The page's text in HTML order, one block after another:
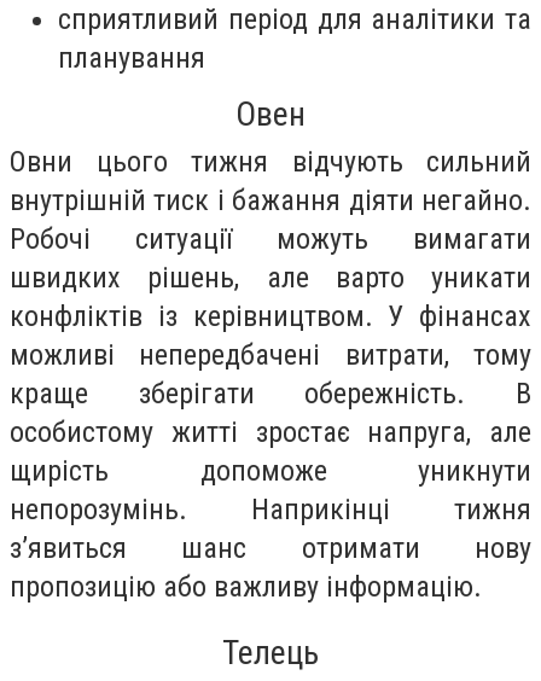
сприятливий період для аналітики та
планування
Овен
Овни цього тижня відчують сильний
внутрішній тиск і бажання діяти негайно.
Робочі ситуації можуть вимагати
швидких рішень, але варто уникати
конфліктів із керівництвом. У фінансах
можливі непередбачені витрати, тому
краще зберігати обережність. В
особистому житті зростає напруга, але
щирість допоможе уникнути
непорозумінь. Наприкінці тижня
з’явиться шанс отримати нову
пропозицію або важливу інформацію.
Телець